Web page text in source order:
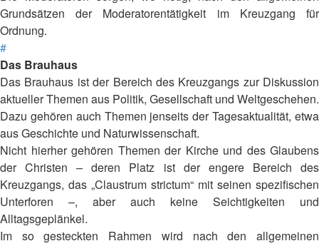
Grundsätzen der Moderatorentätigkeit im Kreuzgang für
Ordnung.
#
Das Brauhaus
Das Brauhaus ist der Bereich des Kreuzgangs zur Diskussion
aktueller Themen aus Politik, Gesellschaft und Weltgeschehen.
Dazu gehören auch Themen jenseits der Tagesaktualität, etwa
aus Geschichte und Naturwissenschaft.
Nicht hierher gehören Themen der Kirche und des Glaubens
der Christen – deren Platz ist der engere Bereich des
Kreuzgangs, das „Claustrum strictum“ mit seinen spezifischen
Unterforen –, aber auch keine Seichtigkeiten und
Alltagsgeplänkel.
Im so gesteckten Rahmen wird nach den allgemeinen